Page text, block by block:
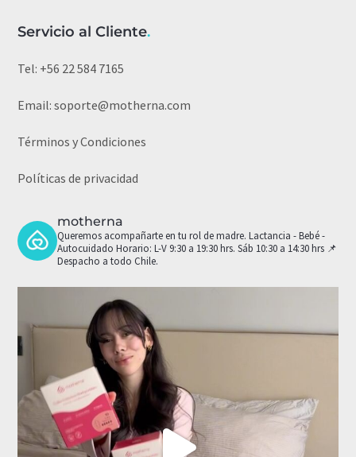
Servicio al Cliente.
Tel: +56 22 584 7165
Email:soporte@motherna.com
Términos y Condiciones
Políticas de privacidad
motherna
Queremos acompañarte en tu rol de madre. Lactancia - Bebé -
Autocuidado Horario: L-V 9:30 a 19:30 hrs. Sáb 10:30 a 14:30 hrs 📌
Despacho a todo Chile.